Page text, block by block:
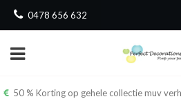
0478 656 632
50 % Korting op gehele collectie muv